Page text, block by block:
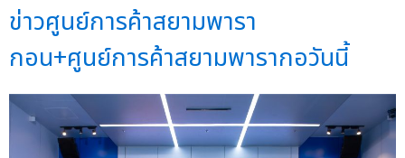
ข่าวศูนย์การค้าสยามพารา
กอน+ศูนย์การค้าสยามพารากอวันนี้